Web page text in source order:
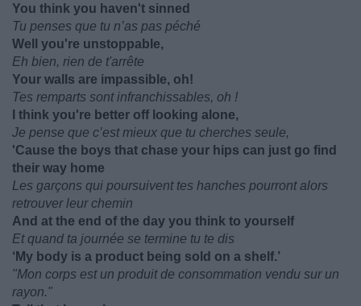
You think you haven't sinned
Tu penses que tu n’as pas péché
Well you're unstoppable,
Eh bien, rien de t'arrête
Your walls are impassible, oh!
Tes remparts sont infranchissables, oh !
I think you're better off looking alone,
Je pense que c’est mieux que tu cherches seule,
'Cause the boys that chase your hips can just go find
their way home
Les garçons qui poursuivent tes hanches pourront alors
retrouver leur chemin
And at the end of the day you think to yourself
Et quand ta journée se termine tu te dis
‘My body is a product being sold on a shelf.’
"Mon corps est un produit de consommation vendu sur un
rayon."